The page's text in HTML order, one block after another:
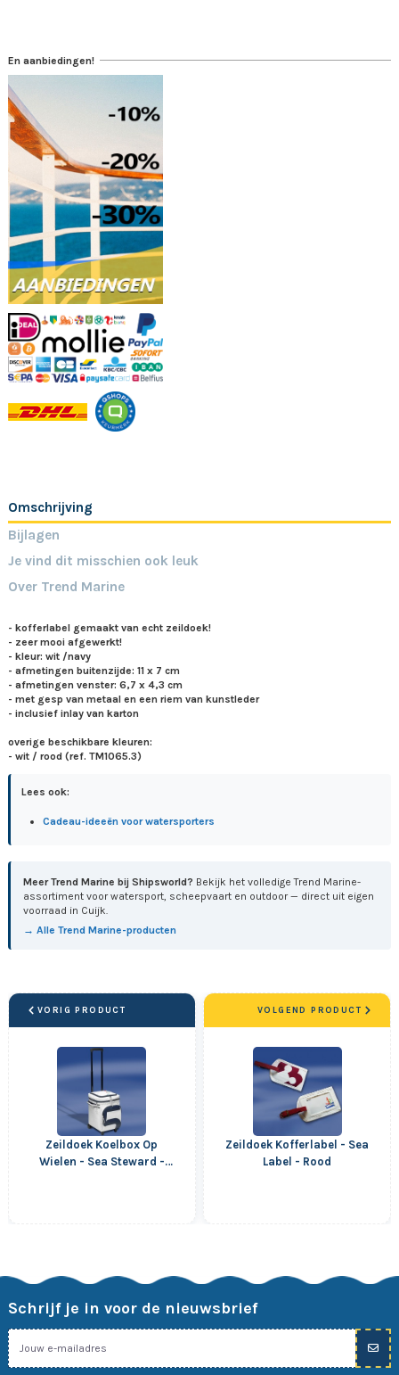
En aanbiedingen!
Omschrijving
Bijlagen
Je vind dit misschien ook leuk
Over Trend Marine
- kofferlabel gemaakt van echt zeildoek!
- zeer mooi afgewerkt!
- kleur: wit /navy
- afmetingen buitenzijde: 11 x 7 cm
- afmetingen venster: 6,7 x 4,3 cm
- met gesp van metaal en een riem van kunstleder
- inclusief inlay van karton
overige beschikbare kleuren:
- wit / rood (ref. TM1065.3)
Lees ook:
Cadeau-ideeën voor watersporters
Meer Trend Marine bij Shipsworld? Bekijk het volledige Trend Marine-
assortiment voor watersport, scheepvaart en outdoor — direct uit eigen
voorraad in Cuijk.
→ Alle Trend Marine-producten
VORIG PRODUCT
Zeildoek Koelbox Op
Wielen - Sea Steward -
Zeildoek Kofferlabel - Sea
Label - Rood
VOLGEND PRODUCT
Schrijf je in voor de nieuwsbrief